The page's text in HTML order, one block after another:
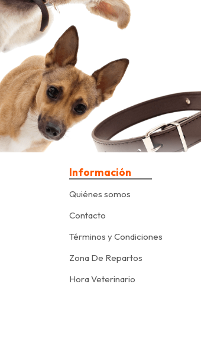
Información
Quiénes somos
Contacto
Términos y Condiciones
Zona De Repartos
Hora Veterinario